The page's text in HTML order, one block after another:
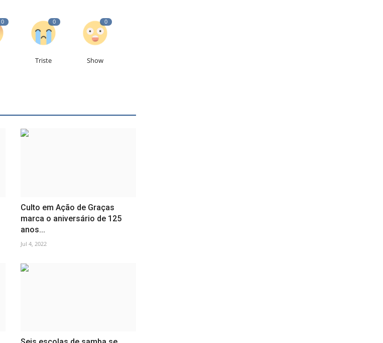
0 0
Triste
0
Show
Culto em Ação de Graças
marca o aniversário de 125
anos...
Jul 4, 2022